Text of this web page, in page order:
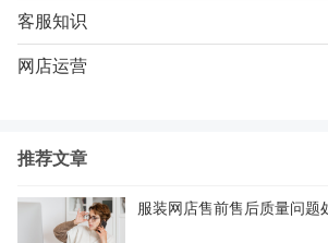
客服知识
网店运营
推荐文章
服装网店售前售后质量问题